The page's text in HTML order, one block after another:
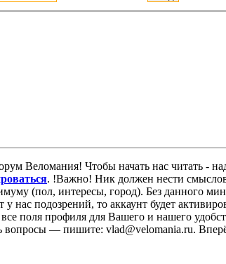
Веломания! Чтобы начать нас читать -
. !Важно! Ник должен нести
(пол, интересы, город). Без данного
нас подозрений, то аккаунт будет
поля профиля для Вашего и нашего
вопросы — пишите: vlad@velomania.ru.